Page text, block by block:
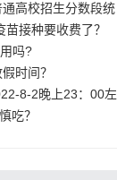
高校招生分数段统
接种要收费了？
吗?
时间？
8-2晚上23：00左
吃？